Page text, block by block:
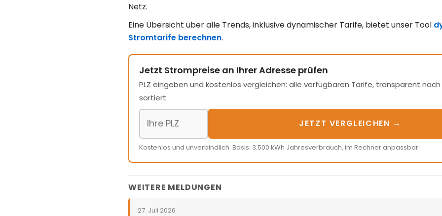
Netz.
Eine Übersicht über alle Trends, inklusive dynamischer Tarife, bietet unser Tool
Stromtarife berechnen.
Jetzt Strompreise an Ihrer Adresse prüfen
PLZ eingeben und kostenlos vergleichen: alle verfügbaren Tarife, transparent
sortiert.
JETZT VERGLEICHEN →
Kostenlos und unverbindlich. Basis: 3.500 kWh Jahresverbrauch, im Rechner anpassbar.
WEITERE MELDUNGEN
27. Juli 2026